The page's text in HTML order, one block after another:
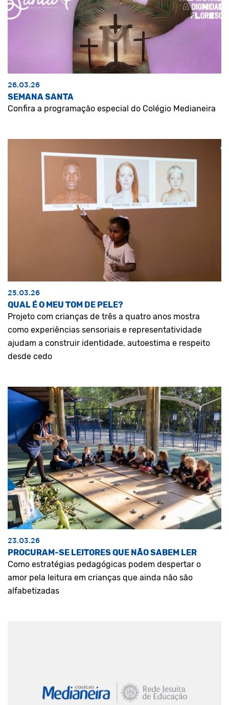
26.03.26
SEMANA SANTA
Confira a programação especial do Colégio Medianeira
25.03.26
QUAL É O MEU TOM DE PELE?
Projeto com crianças de três a quatro anos mostra
como experiências sensoriais e representatividade
ajudam a construir identidade, autoestima e respeito
desde cedo
23.03.26
PROCURAM-SE LEITORES QUE NÃO SABEM LER
Como estratégias pedagógicas podem despertar o
amor pela leitura em crianças que ainda não são
alfabetizadas